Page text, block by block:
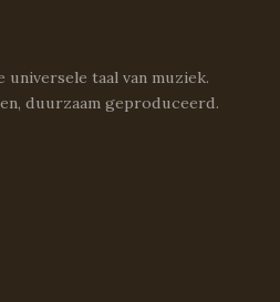
universele taal van muziek.
duurzaam geproduceerd.